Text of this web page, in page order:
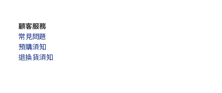
顧客服務
常見問題
預購須知
退換貨須知